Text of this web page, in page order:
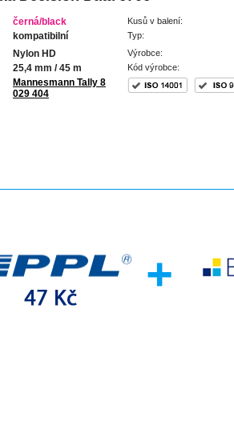
černá/black
kompatibilní
Nylon HD
25,4 mm / 45 m
Mannesmann Tally 8
029 404
Kusů v balení:
Typ:
Výrobce:
Kód výrobce: